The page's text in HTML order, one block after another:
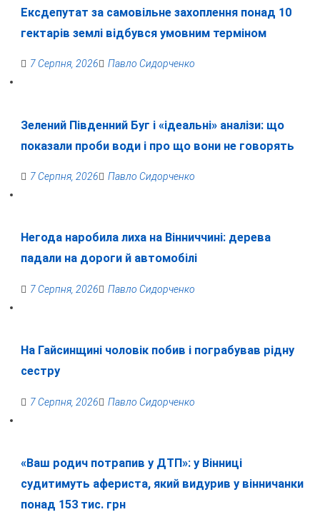
Ексдепутат за самовільне захоплення понад 10
гектарів землі відбувся умовним терміном
7 Серпня, 2026 Павло Сидорченко
Зелений Південний Буг і «ідеальні» аналізи: що
показали проби води і про що вони не говорять
7 Серпня, 2026 Павло Сидорченко
Негода наробила лиха на Вінниччині: дерева
падали на дороги й автомобілі
7 Серпня, 2026 Павло Сидорченко
На Гайсинщині чоловік побив і пограбував рідну
сестру
7 Серпня, 2026 Павло Сидорченко
«Ваш родич потрапив у ДТП»: у Вінниці
судитимуть афериста, який видурив у вінничанки
понад 153 тис. грн